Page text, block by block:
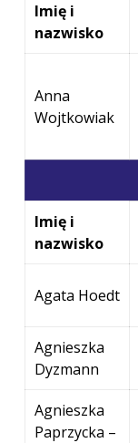
Imię i
nazwisko
Anna
Wojtkowiak
Imię i
nazwisko
Agata Hoedt
Agnieszka
Dyzmann
Agnieszka
Paprzycka –